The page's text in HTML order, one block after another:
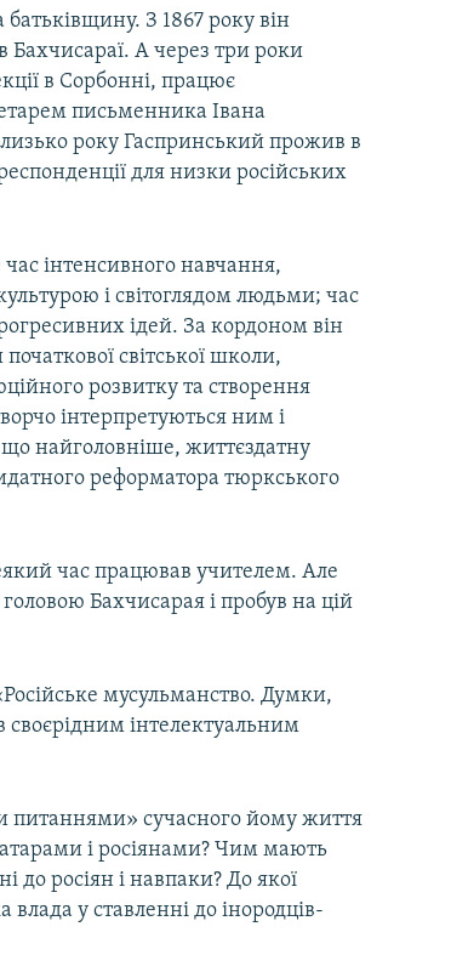
З 1867 року він
Бахчисараї. А через три роки
в Сорбонні, працює
письменника Івана
року Гаспринський прожив в
для низки російських
інтенсивного навчання,
і світоглядом людьми; час
ідей. За кордоном він
світської школи,
розвитку та створення
інтерпретуються ним і
що найголовніше, життєздатну
реформатора тюркського
час працював учителем. Але
Бахчисарая і пробув на цій
мусульманство. Думки,
своєрідним інтелектуальним
питаннями» сучасного йому життя
і росіянами? Чим мають
до росіян і навпаки? До якої
у ставленні до інородців-